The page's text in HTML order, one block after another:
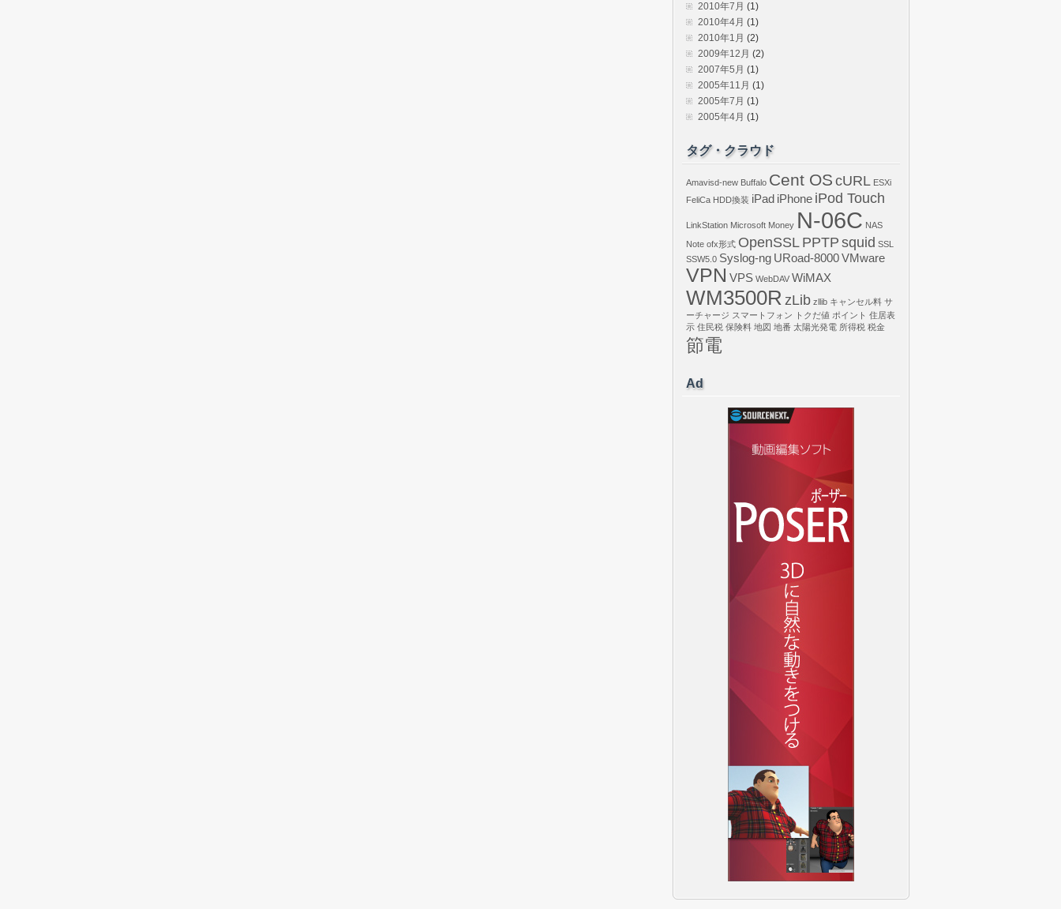
2010年7月 (1)
2010年4月 (1)
2010年1月 (2)
2009年12月 (2)
2007年5月 (1)
2005年11月 (1)
2005年7月 (1)
2005年4月 (1)
タグ・クラウド
Amavisd-new Buffalo Cent OScURL ESXi
FeliCa HDD換装 iPad iPhone iPod Touch
LinkStation Microsoft Money N-06C NAS
Note ofx形式 OpenSSLPPTPsquid SSL
SSW5.0 Syslog-ng URoad-8000VMware
VPN VPS WebDAV WiMAX
WM3500R zLib zllib キャンセル料 サ
ーチャージ スマートフォン トクだ値 ポイント 住居表
示 住民税 保険料 地図 地番 太陽光発電 所得税 税金
節電
Ad